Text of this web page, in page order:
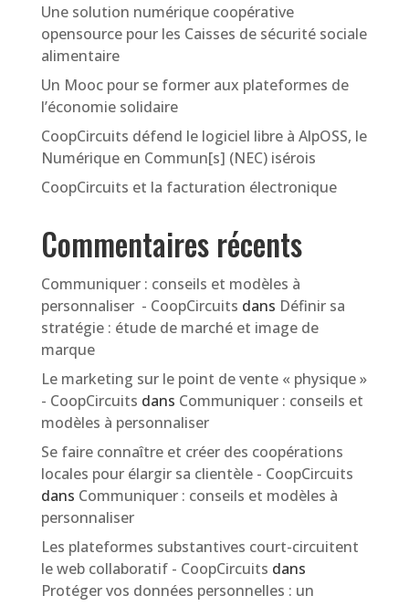
Une solution numérique coopérative
opensource pour les Caisses de sécurité sociale
alimentaire
Un Mooc pour se former aux plateformes de
l’économie solidaire
CoopCircuits défend le logiciel libre à AlpOSS, le
Numérique en Commun[s] (NEC) isérois
CoopCircuits et la facturation électronique
Commentaires récents
Communiquer : conseils et modèles à
personnaliser - CoopCircuits dans Définir sa
stratégie : étude de marché et image de
marque
Le marketing sur le point de vente « physique »
- CoopCircuits dans Communiquer : conseils et
modèles à personnaliser
Se faire connaître et créer des coopérations
locales pour élargir sa clientèle - CoopCircuits
dans Communiquer : conseils et modèles à
personnaliser
Les plateformes substantives court-circuitent
le web collaboratif - CoopCircuits dans
Protéger vos données personnelles : un